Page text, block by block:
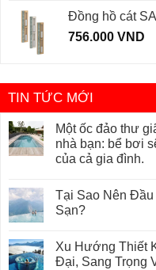
Đồng hồ cát
756.000 VND
TIN TỨC MỚI
Một ốc đảo thư
nhà bạn: bể bơi
của cả gia đình.
Tại Sao Nên
Sạn?
Xu Hướng Thiết
Đại, Sang Trọng